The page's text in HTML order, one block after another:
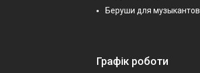
Беруши для музыкантов
Графік роботи